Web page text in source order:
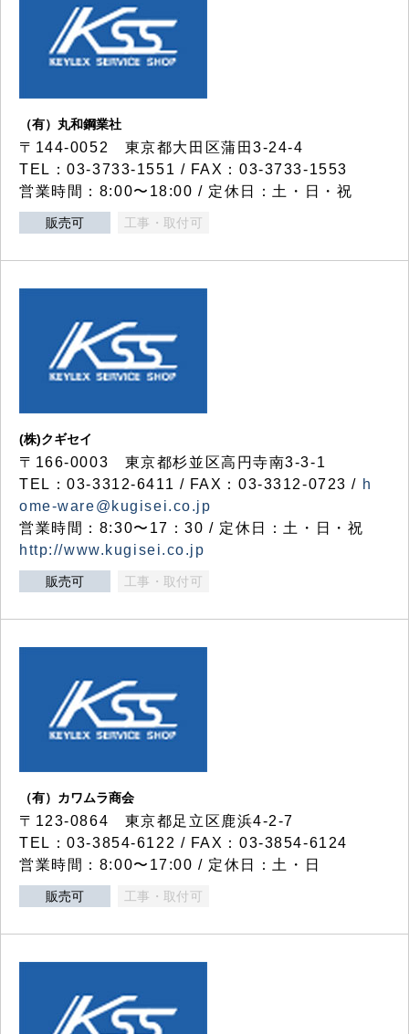
（有）丸和鋼業社
〒144-0052 東京都大田区蒲田3-24-4
TEL：03-3733-1551 / FAX：03-3733-1553
営業時間：8:00〜18:00 / 定休日：土・日・祝
販売可 工事・取付可
(株)クギセイ
〒166-0003 東京都杉並区高円寺南3-3-1
TEL：03-3312-6411 / FAX：03-3312-0723 / h
ome-ware@kugisei.co.jp
営業時間：8:30〜17：30 / 定休日：土・日・祝
http://www.kugisei.co.jp
販売可 工事・取付可
（有）カワムラ商会
〒123-0864 東京都足立区鹿浜4-2-7
TEL：03-3854-6122 / FAX：03-3854-6124
営業時間：8:00〜17:00 / 定休日：土・日
販売可 工事・取付可